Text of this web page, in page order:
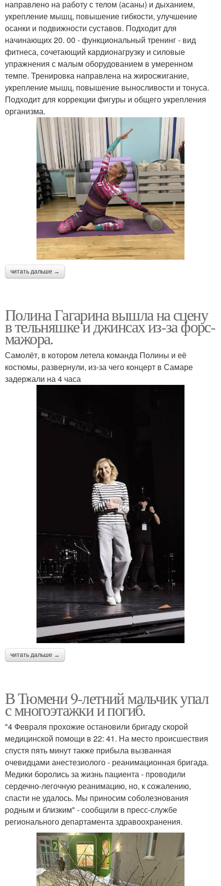
направлено на работу с телом (асаны) и дыханием,
укрепление мышц, повышение гибкости, улучшение
осанки и подвижности суставов. Подходит для
начинающих 20. 00 - функциональный тренинг - вид
фитнеса, сочетающий кардионагрузку и силовые
упражнения с малым оборудованием в умеренном
темпе. Тренировка направлена на жиросжигание,
укрепление мышц, повышение выносливости и тонуса.
Подходит для коррекции фигуры и общего укрепления
организма.
читать дальше →
Полина Гагарина вышла на сцену
в тельняшке и джинсах из-за форс-
мажора.
Самолёт, в котором летела команда Полины и её
костюмы, развернули, из-за чего концерт в Самаре
задержали на 4 часа
читать дальше →
В Тюмени 9-летний мальчик упал
с многоэтажки и погиб.
"4 Февраля прохожие остановили бригаду скорой
медицинской помощи в 22: 41. На место происшествия
спустя пять минут также прибыла вызванная
очевидцами анестезиолого - реанимационная бригада.
Медики боролись за жизнь пациента - проводили
сердечно-легочную реанимацию, но, к сожалению,
спасти не удалось. Мы приносим соболезнования
родным и близким" - сообщили в пресс-службе
регионального департамента здравоохранения.